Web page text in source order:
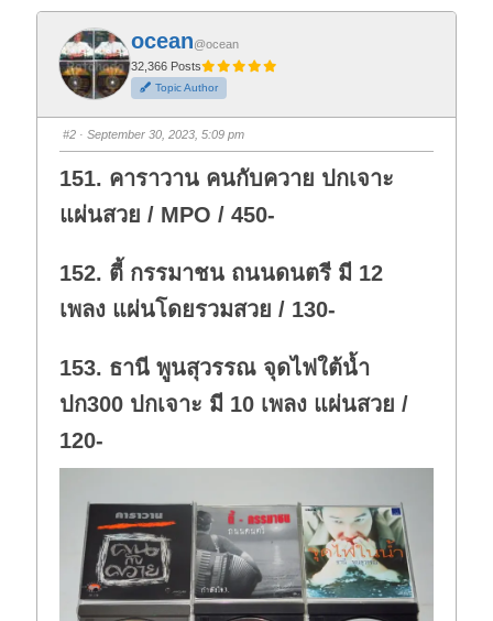
k
f
o
r
t
h
u
m
d
o
n
.
k
o
r
t
h
u
m
u
p
ocean@ocean
32,366 Posts
Topic Author
#2 · September 30, 2023, 5:09 pm
151. คาราวาน คนกับควาย ปกเจาะ
แผ่นสวย / MPO / 450-
152. ตี้ กรรมาชน ถนนดนตรี มี 12
เพลง แผ่นโดยรวมสวย / 130-
153. ธานี พูนสุวรรณ จุดไฟใต้น้ำ
ปก300 ปกเจาะ มี 10 เพลง แผ่นสวย /
120-